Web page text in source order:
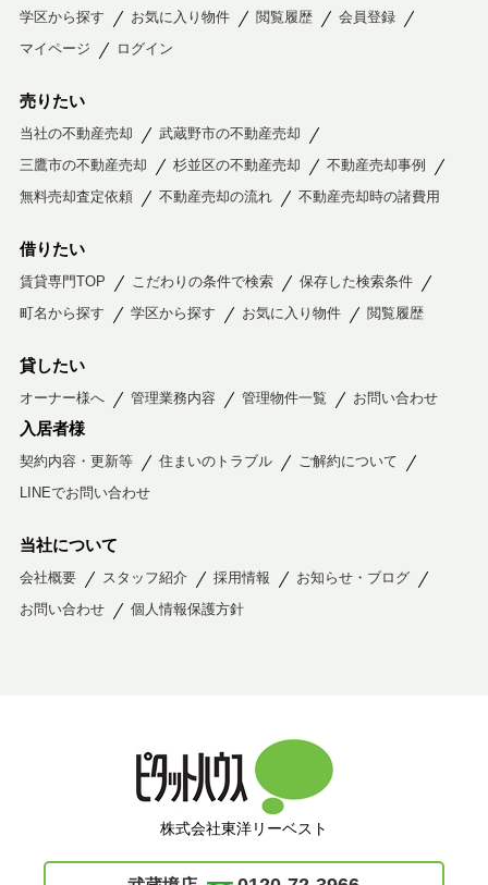
学区から探す
お気に入り物件 閲覧履歴
会員登録
マイページ
ログイン
売りたい
当社の不動産売却
武蔵野市の不動産売却
三鷹市の不動産売却
杉並区の不動産売却
不動産売却事例
無料売却査定依頼
不動産売却の流れ 不動産売却時の諸費用
借りたい
賃貸専門TOP こだわりの条件で検索
保存した検索条件
町名から探す
学区から探す お気に入り物件 閲覧履歴
貸したい
オーナー様へ 管理業務内容 管理物件一覧 お問い合わせ
入居者様
契約内容・更新等 住まいのトラブル
ご解約について
LINEでお問い合わせ
当社について
会社概要 スタッフ紹介 採用情報
お知らせ・ブログ
お問い合わせ
個人情報保護方針
株式会社東洋リーベスト